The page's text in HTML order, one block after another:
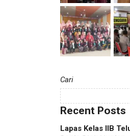
Cari
Recent Posts
Lapas Kelas IIB